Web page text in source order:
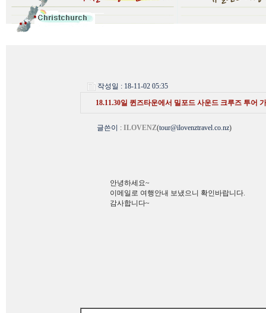
작성일 : 18-11-02 05:35
18.11.30일 퀸즈타운에서 밀포드 사운드 크루즈 투어
글쓴이 : ILOVENZ(tour@ilovenztravel.co.nz)
안녕하세요~
이메일로 여행안내 보냈으니 확인바랍니다.
감사합니다~